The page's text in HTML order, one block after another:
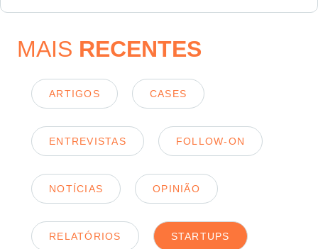
MAIS RECENTES
ARTIGOS CASES
ENTREVISTAS FOLLOW-ON
NOTÍCIAS OPINIÃO
RELATÓRIOS STARTUPS